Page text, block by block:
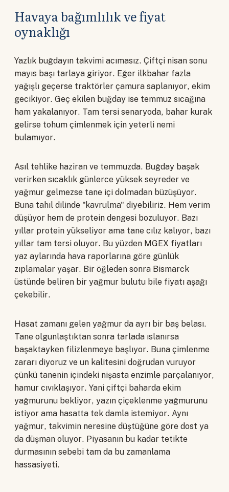
Havaya bağımlılık ve fiyat
oynaklığı
Yazlık buğdayın takvimi acımasız. Çiftçi nisan sonu
mayıs başı tarlaya giriyor. Eğer ilkbahar fazla
yağışlı geçerse traktörler çamura saplanıyor, ekim
gecikiyor. Geç ekilen buğday ise temmuz sıcağına
ham yakalanıyor. Tam tersi senaryoda, bahar kurak
gelirse tohum çimlenmek için yeterli nemi
bulamıyor.
Asıl tehlike haziran ve temmuzda. Buğday başak
verirken sıcaklık günlerce yüksek seyreder ve
yağmur gelmezse tane içi dolmadan büzüşüyor.
Buna tahıl dilinde "kavrulma" diyebiliriz. Hem verim
düşüyor hem de protein dengesi bozuluyor. Bazı
yıllar protein yükseliyor ama tane cılız kalıyor, bazı
yıllar tam tersi oluyor. Bu yüzden MGEX fiyatları
yaz aylarında hava raporlarına göre günlük
zıplamalar yaşar. Bir öğleden sonra Bismarck
üstünde beliren bir yağmur bulutu bile fiyatı aşağı
çekebilir.
Hasat zamanı gelen yağmur da ayrı bir baş belası.
Tane olgunlaştıktan sonra tarlada ıslanırsa
başaktayken filizlenmeye başlıyor. Buna çimlenme
zararı diyoruz ve un kalitesini doğrudan vuruyor
çünkü tanenin içindeki nişasta enzimle parçalanıyor,
hamur cıvıklaşıyor. Yani çiftçi baharda ekim
yağmurunu bekliyor, yazın çiçeklenme yağmurunu
istiyor ama hasatta tek damla istemiyor. Aynı
yağmur, takvimin neresine düştüğüne göre dost ya
da düşman oluyor. Piyasanın bu kadar tetikte
durmasının sebebi tam da bu zamanlama
hassasiyeti.